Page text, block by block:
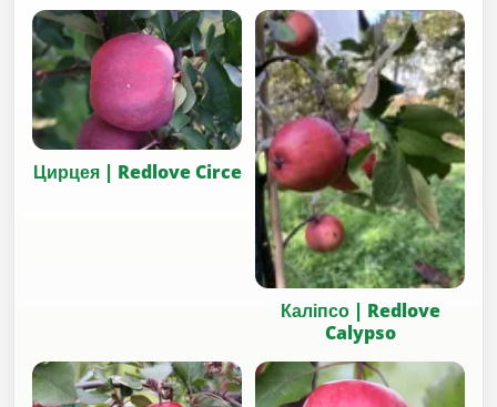
Цирцея | Redlove Circe
Каліпсо | Redlove
Calypso